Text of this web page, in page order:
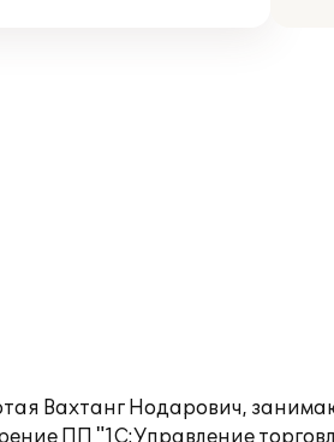
Вахтанг Нодарович,
ПП "1С:Управление